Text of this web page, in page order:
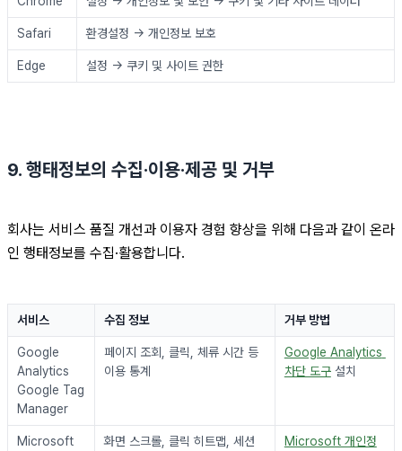
Safari 환경설정 → 개인정보 보호
Edge 설정 → 쿠키 및 사이트 권한
9. 행태정보의 수집·이용·제공 및 거부
회사는 서비스 품질 개선과 이용자 경험 향상을 위해 다음과 같이 온라
인 행태정보를 수집·활용합니다.
서비스 수집 정보 거부 방법
Google
Analytics
Google Tag
Manager
페이지 조회, 클릭, 체류 시간 등
이용 통계
Google Analytics
차단 도구 설치
Microsoft
화면 스크롤, 클릭 히트맵, 세션
Microsoft 개인정